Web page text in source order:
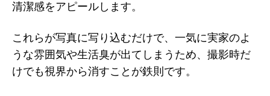
清潔感をアピールします。
これらが写真に写り込むだけで、一気に実家のよ
うな雰囲気や生活臭が出てしまうため、撮影時だ
けでも視界から消すことが鉄則です。